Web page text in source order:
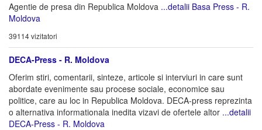
Agentie de presa din Republica Moldova ...detalii Basa Press - R.
Moldova
39114 vizitatori
DECA-Press - R. Moldova
Oferim stiri, comentarii, sinteze, articole si interviuri in care sunt
abordate evenimente sau procese sociale, economice sau
politice, care au loc in Republica Moldova. DECA-press reprezinta
o alternativa informationala inedita vizavi de ofertele altor ...detalii
DECA-Press - R. Moldova